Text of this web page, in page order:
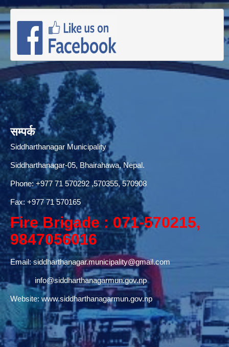
सम्पर्क
Siddharthanagar Municipality
Siddharthanagar-05, Bhairahawa, Nepal.
Phone:+977 71 570292,570355, 570908
Fax: +977 71 570165
Fire Brigade : 071-570215,
9847056016
Email:siddharthanagar.municipality@gmail.com
info@siddharthanagarmun.gov.np
Website: www.siddharthanagarmun.gov.np